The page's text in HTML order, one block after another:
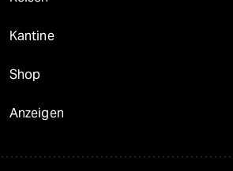
Kantine
Shop
Anzeigen